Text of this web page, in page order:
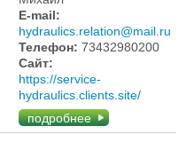
E-mail:
hydraulics.relation@mail.ru
Телефон: 73432980200
Сайт:
https://service-
hydraulics.clients.site/
подробнее